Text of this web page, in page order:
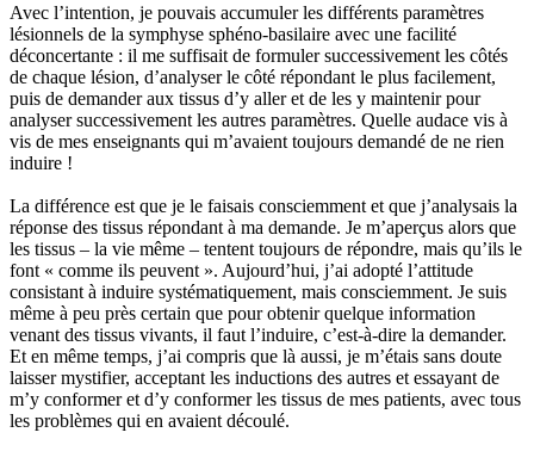
Avec l’intention, je pouvais accumuler les différents paramètres
lésionnels de la symphyse sphéno-basilaire avec une facilité
déconcertante : il me suffisait de formuler successivement les côtés
de chaque lésion, d’analyser le côté répondant le plus facilement,
puis de demander aux tissus d’y aller et de les y maintenir pour
analyser successivement les autres paramètres. Quelle audace vis à
vis de mes enseignants qui m’avaient toujours demandé de ne rien
induire !
La différence est que je le faisais consciemment et que j’analysais la
réponse des tissus répondant à ma demande. Je m’aperçus alors que
les tissus – la vie même – tentent toujours de répondre, mais qu’ils le
font « comme ils peuvent ». Aujourd’hui, j’ai adopté l’attitude
consistant à induire systématiquement, mais consciemment. Je suis
même à peu près certain que pour obtenir quelque information
venant des tissus vivants, il faut l’induire, c’est-à-dire la demander.
Et en même temps, j’ai compris que là aussi, je m’étais sans doute
laisser mystifier, acceptant les inductions des autres et essayant de
m’y conformer et d’y conformer les tissus de mes patients, avec tous
les problèmes qui en avaient découlé.